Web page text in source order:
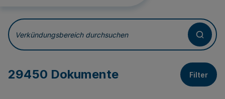
Verkündungsbereich
Verkündungsbereich durchsuchen
29450 Dokumente Filter